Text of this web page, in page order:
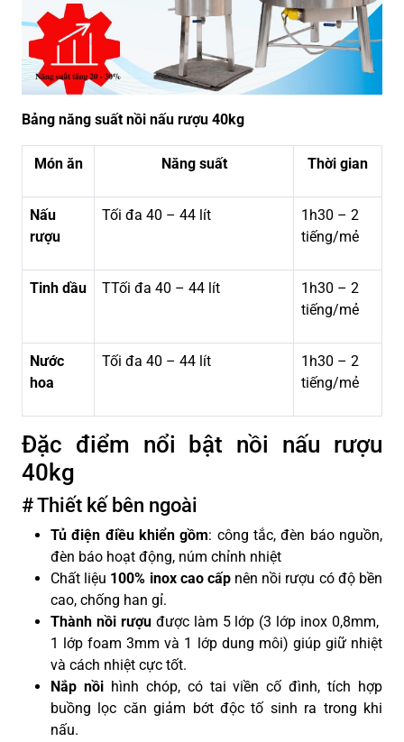
Bảng năng suất nồi nấu rượu 40kg
Món ăn Năng suất Thời gian
Nấu
rượu
Tối đa 40 – 44 lít
1h30 – 2
tiếng/mẻ
Tinh dầu TTối đa 40 – 44 lít
1h30 – 2
tiếng/mẻ
Nước
hoa
Tối đa 40 – 44 lít
1h30 – 2
tiếng/mẻ
Đặc điểm nổi bật nồi nấu rượu
40kg
# Thiết kế bên ngoài
Tủ điện điều khiển gồm: công tắc, đèn báo nguồn,
đèn báo hoạt động, núm chỉnh nhiệt
Chất liệu 100% inox cao cấpnên nồi rượu có độ bền
cao, chống han gỉ.
Thành nồi rượuđược làm 5 lớp (3 lớp inox 0,8mm,
1 lớp foam 3mm và 1 lớp dung môi) giúp giữ nhiệt
và cách nhiệt cực tốt.
Nắp nồi hình chóp, có tai viền cố đình, tích hợp
buồng lọc căn giảm bớt độc tố sinh ra trong khi
nấu.